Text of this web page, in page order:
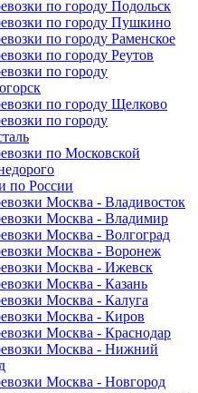
по городу Подольск
по городу Пушкино
по городу Раменское
по городу Реутов
по городу
по городу Щелково
по городу
по Московской
по России
Москва - Владивосток
Москва - Владимир
Москва - Волгоград
Москва - Воронеж
Москва - Ижевск
Москва - Казань
Москва - Калуга
Москва - Киров
Москва - Краснодар
Москва - Нижний
Москва - Новгород